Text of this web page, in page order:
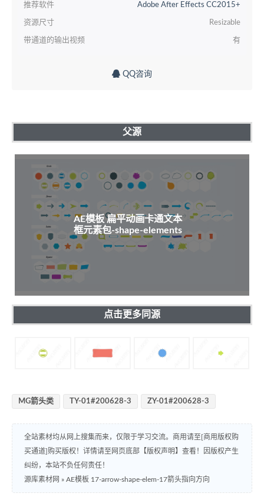
推荐软件 Adobe After Effects CC2015+
资源尺寸 Resizable
带通道的输出视频 有
QQ咨询
父源
AE模板 扁平动画卡通文本
框元素包-shape-elements
点击更多同源
MG箭头类 TY-01#200628-3 ZY-01#200628-3
全站素材均从网上搜集而来，仅限于学习交流。商用请至[商用版权购
买通道]购买版权！详情请至网页底部【版权声明】查看！因版权产生
纠纷，本站不负任何责任！
源库素材网 » AE模板 17-arrow-shape-elem-17箭头指向方向